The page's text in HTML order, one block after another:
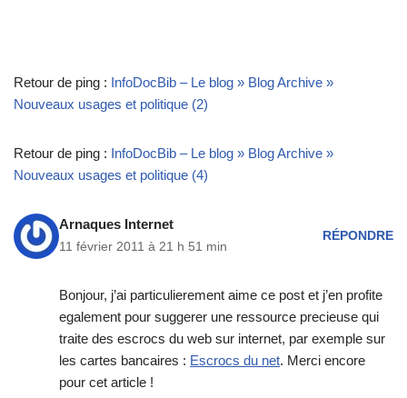
Retour de ping : InfoDocBib – Le blog » Blog Archive »
Nouveaux usages et politique (2)
Retour de ping : InfoDocBib – Le blog » Blog Archive »
Nouveaux usages et politique (4)
Arnaques Internet
11 février 2011 à 21 h 51 min
RÉPONDRE
Bonjour, j’ai particulierement aime ce post et j’en profite
egalement pour suggerer une ressource precieuse qui
traite des escrocs du web sur internet, par exemple sur
les cartes bancaires : Escrocs du net. Merci encore
pour cet article !